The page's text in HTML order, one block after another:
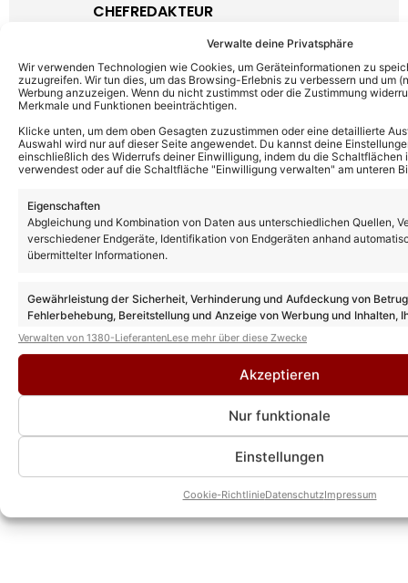
Verwalte deine Privatsphäre
Wir verwenden Technologien wie Cookies, um Geräteinformationen zu
zuzugreifen. Wir tun dies, um das Browsing-Erlebnis zu verbessern und um
Werbung anzuzeigen. Wenn du nicht zustimmst oder die Zustimmung
Merkmale und Funktionen beeinträchtigen.
Klicke unten, um dem oben Gesagten zuzustimmen oder eine detaillierte
Auswahl wird nur auf dieser Seite angewendet. Du kannst deine
einschließlich des Widerrufs deiner Einwilligung, indem du die
verwendest oder auf die Schaltfläche "Einwilligung verwalten" am unteren
Eigenschaften
Abgleichung und Kombination von Daten aus unterschiedlichen Quellen,
verschiedener Endgeräte, Identifikation von Endgeräten anhand
übermittelter Informationen.
Gewährleistung der Sicherheit, Verhinderung und Aufdeckung von
Fehlerbehebung, Bereitstellung und Anzeige von Werbung und Inhalten,
Entscheidungen zum Datenschutz speichern und übermitteln.
Verwalten von 1380-LieferantenLese mehr über diese Zwecke
Akzeptieren
Nur funktionale
Einstellungen
Cookie-RichtlinieDatenschutzImpressum
CHEFREDAKTEUR
Schlager unterwegs und bringt als
Chefredakteur seine ganze Erfahrung und
Leidenschaft mit hinein. Kein anderer kann
solch eine Expertise wie er vorweisen.
» AUTORENPROFIL & ALLE ARTIKEL VON
KEVIN DREWES